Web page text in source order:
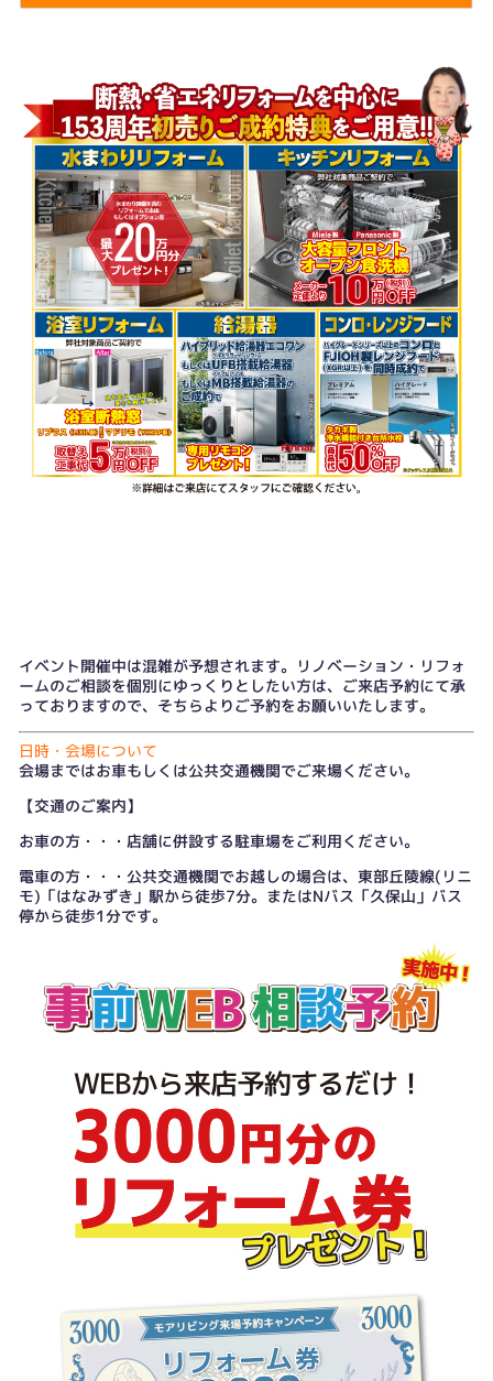
イベント開催中は混雑が予想されます。リノベーション・リフォ
ームのご相談を個別にゆっくりとしたい方は、 ご来店予約にて承
っておりますので、そちらよりご予約をお願いいたします。
日時・会場について
会場まではお車もしくは公共交通機関でご来場ください。
【交通のご案内】
お車の方・・・店舗に併設する駐車場をご利用ください。
電車の方・・・公共交通機関でお越しの場合は、東部丘陵線(リニ
モ)「はなみずき」駅から徒歩7分。またはNバス「久保山」バス
停から徒歩1分です。